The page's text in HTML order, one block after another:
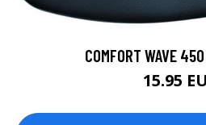
COMFORT WAVE
15.95